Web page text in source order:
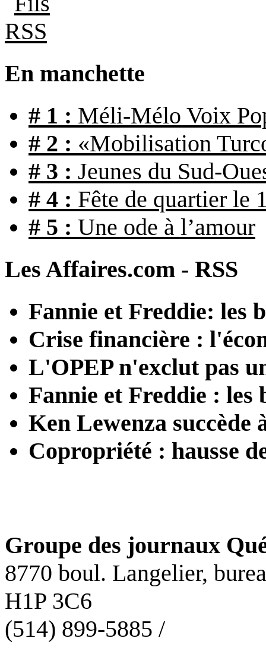
En manchette
# 1 : Méli-Mélo Voix
# 2 : «Mobilisation
# 3 : Jeunes du Sud-
# 4 : Fête de quartier le
# 5 : Une ode à l’amour
Les Affaires.com - RSS
Fannie et Freddie: les
Crise financière :
L'OPEP n'exclut pas
Fannie et Freddie : les
Ken Lewenza succède
Copropriété : hausse
Groupe des journaux
8770 boul. Langelier,
H1P 3C6
(514) 899-5885 /